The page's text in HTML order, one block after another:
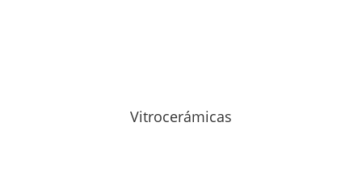
Vitrocerámicas